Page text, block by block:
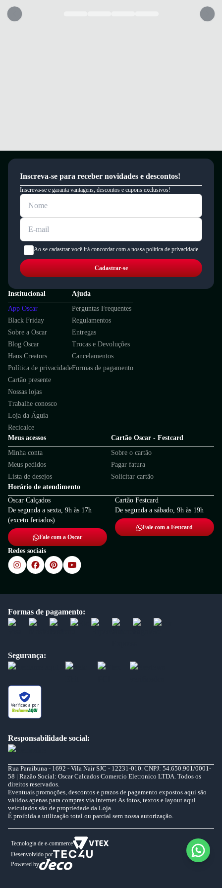
Inscreva-se para receber novidades e descontos!
Inscreva-se e garanta vantagens, descontos e cupons exclusivos!
Ao se cadastrar você irá concordar com a nossa política de privacidade
Cadastrar-se
Institucional
App Oscar
Black Friday
Sobre a Oscar
Blog Oscar
Haus Creators
Política de privacidade
Cartão presente
Nossas lojas
Trabalhe conosco
Loja da Águia
Recicalce
Ajuda
Perguntas Frequentes
Regulamentos
Entregas
Trocas e Devoluções
Cancelamentos
Formas de pagamento
Meus acessos
Minha conta
Meus pedidos
Lista de desejos
Cartão Oscar - Festcard
Sobre o cartão
Pagar fatura
Solicitar cartão
Horário de atendimento
Oscar Calçados
De segunda a sexta, 9h às 17h
(exceto feriados)
Fale com a Oscar
Cartão Festcard
De segunda a sábado, 9h às 19h
Fale com a Festcard
Redes sociais
Formas de pagamento:
Segurança:
Verificada por
Responsabilidade social:
Rua Paraibuna - 1692 - Vila Nair SJC - 12231-010. CNPJ: 54.650.901/0001-
58 | Razão Social: Oscar Calcados Comercio Eletronico LTDA. Todos os
direitos reservados.
Eventuais promoções, descontos e prazos de pagamento expostos aqui são
válidos apenas para compras via internet.As fotos, textos e layout aqui
veiculados são de propriedade da Loja.
É proibida a utilização total ou parcial sem nossa autorização.
Tecnologia de e-commerce
Desenvolvido por
Powered by